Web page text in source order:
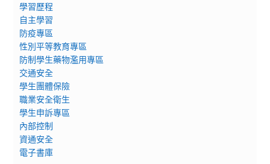
學習歷程
自主學習
防疫專區
性別平等教育專區
防制學生藥物濫用專區
交通安全
學生團體保險
職業安全衛生
學生申訴專區
內部控制
資通安全
電子書庫